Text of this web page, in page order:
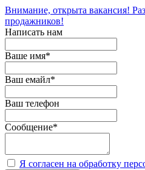
Внимание, открыта вакансия!
продажников!
Написать нам
Ваше имя*
Ваш емайл*
Ваш телефон
Сообщение*
Я согласен на обработку